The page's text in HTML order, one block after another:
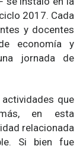
2017. Cada
y docentes
economía y
jornada de
que
en esta
relacionada
Si bien fue